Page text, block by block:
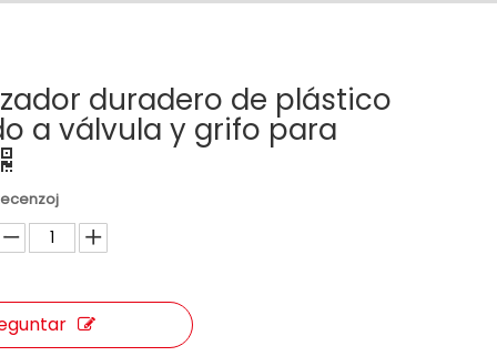
duradero de plástico
a válvula y grifo para